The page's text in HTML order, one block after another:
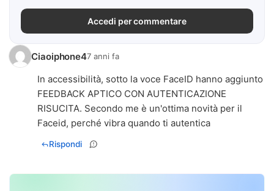
Accedi per commentare
Ciaoiphone47 anni fa
In accessibilità, sotto la voce FaceID hanno aggiunto
FEEDBACK APTICO CON AUTENTICAZIONE
RISUCITA. Secondo me è un'ottima novità per il
Faceid, perché vibra quando ti autentica
Rispondi